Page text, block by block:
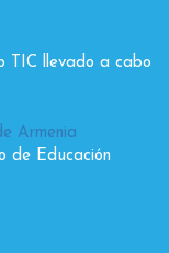
TIC llevado a cabo
Armenia
de Educación